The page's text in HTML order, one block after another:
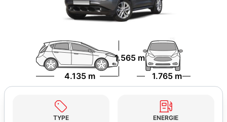
4.135 m 1.765 m
1.565 m
TYPE ENERGIE